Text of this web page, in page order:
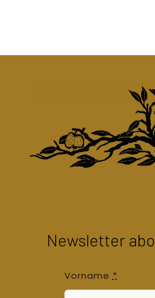
Newsletter
Vorname *